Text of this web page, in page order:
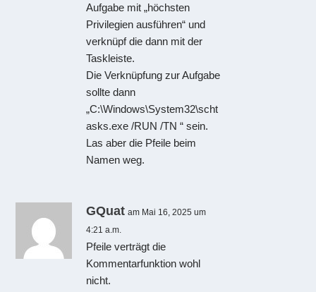
Aufgabe mit „höchsten
Privilegien ausführen“ und
verknüpf die dann mit der
Taskleiste.
Die Verknüpfung zur Aufgabe
sollte dann
„C:\Windows\System32\scht
asks.exe /RUN /TN “ sein.
Las aber die Pfeile beim
Namen weg.
GQuat am Mai 16, 2025 um
4:21 a.m.
Pfeile verträgt die
Kommentarfunktion wohl
nicht.